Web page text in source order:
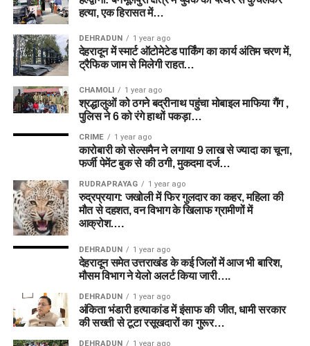
हत्या, एक हिरासत में…
DEHRADUN 1 year ago
देहरादून में स्मार्ट ऑटोमेटेड पार्किंग का कार्य अंतिम चरण में,
ट्रैफिक जाम से मिलेगी राहत…
CHAMOLI 1 year ago
श्रद्धालुओं को ठगने बद्रीनाथ पहुंचा मोबाइल माफिया गैंग ,
पुलिस ने 6 को रंगे हाथों पकड़ा…
CRIME 1 year ago
कारोबारी को सेल्समैन ने लगाया 9 लाख से ज्यादा का चूना,
फर्जी पेमेंट बुक से की ठगी, मुकदमा दर्ज…
RUDRAPRAYAG 1 year ago
रुद्रप्रयाग: जखोली में फिर गुलदार का कहर, महिला की
मौत से दहशत, वन विभाग के खिलाफ ग्रामीणों में
आक्रोश….
DEHRADUN 1 year ago
देहरादून समेत उत्तराखंड के कई जिलों में आज भी बारिश,
मौसम विभाग ने येलो अलर्ट किया जारी….
DEHRADUN 1 year ago
अंकिता भंडारी हत्याकांड में इंसाफ की जीत, धामी सरकार
की सख्ती से टूटा रसूखदारों का गुरूर…
DEHRADUN 1 year ago